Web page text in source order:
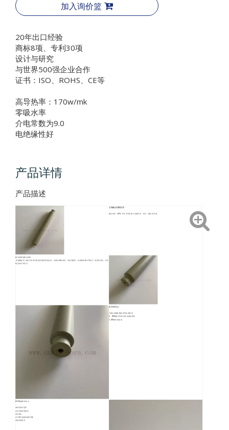
加入询价篮
20年出口经验
商标8项、专利30项
设计与研究
与世界500强企业合作
证书：ISO、ROHS、CE等
高导热率：170w/mk
零吸水率
介电常数为9.0
电绝缘性好
产品详情
产品描述
定制氮化铝陶瓷管：
氮化铝管（AlN）用于半导体加工设备部件。此外，氮化铝无毒。
氮化铝陶瓷氮化铝棒：
绝缘陶瓷管 是电气应用中散热基板的理想选择。具有机械硬度高、导热系数高、热膨胀系数与Si相近、电阻率优良、化学
稳定性好等优点。
ALN管特点：
1.氮化铝陶瓷陶瓷管导热系数高
2、AlN陶瓷管具有优良的电绝缘性
3. AlN套管密度低
ALN陶瓷棒的优点：
●极高的导热率
●优良的电绝缘性
●低密度
●与Si相似的线膨胀系数
●极高的硬度